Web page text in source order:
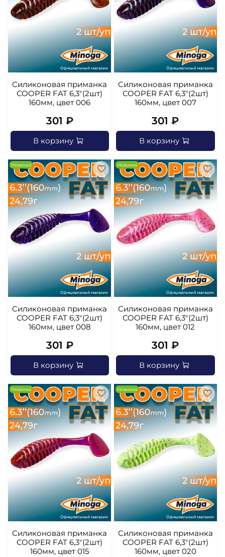
Силиконовая приманка
COOPER FAT 6,3"(2шт)
160мм, цвет 006
301 ₽
В корзину
Силиконовая приманка
COOPER FAT 6,3"(2шт)
160мм, цвет 007
301 ₽
В корзину
Новинка
Силиконовая приманка
COOPER FAT 6,3"(2шт)
160мм, цвет 008
301 ₽
В корзину
Новинка
Силиконовая приманка
COOPER FAT 6,3"(2шт)
160мм, цвет 012
301 ₽
В корзину
Новинка
Силиконовая приманка
COOPER FAT 6,3"(2шт)
160мм, цвет 015
Новинка
Силиконовая приманка
COOPER FAT 6,3"(2шт)
160мм, цвет 020